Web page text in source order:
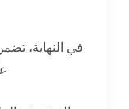
في النهاية،